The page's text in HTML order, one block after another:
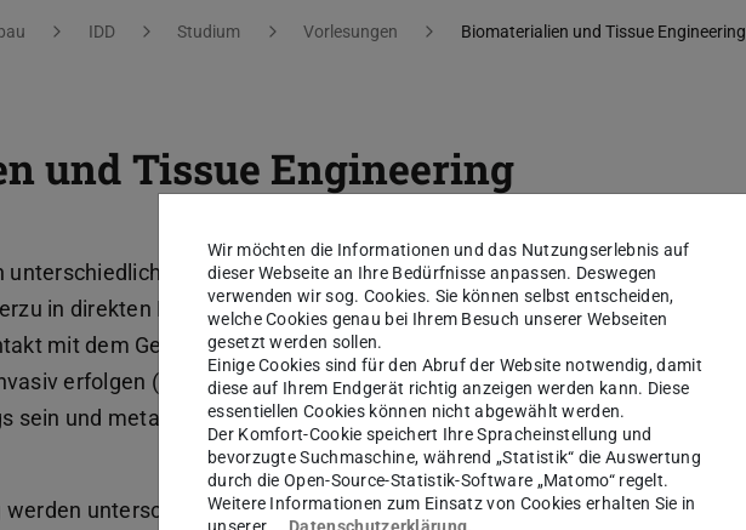
IDD Studium Vorlesungen Biomaterialien und Tissue Engineering
und Tissue Engineering
unterschiedliche Werkstoffe bezeichnet, die für medizinische
in direkten Kontakt mit lebendem Gewebe oder Organen
mit dem Gewebe kann sowohl oberflächlich (z.B.
erfolgen (Implantate). Biomaterialien können synthetischen
sein und metallische, keramische sowie Polymer-basierte
werden unterschiedliche Biomaterialklassen vorgestellt,
Wir möchten die Informationen und das Nutzungserlebnis auf
dieser Webseite an Ihre Bedürfnisse anpassen. Deswegen
verwenden wir sog. Cookies. Sie können selbst entscheiden,
welche Cookies genau bei Ihrem Besuch unserer Webseiten
gesetzt werden sollen.
Einige Cookies sind für den Abruf der Website notwendig, damit
diese auf Ihrem Endgerät richtig anzeigen werden kann. Diese
essentiellen Cookies können nicht abgewählt werden.
Der Komfort-Cookie speichert Ihre Spracheinstellung und
bevorzugte Suchmaschine, während „Statistik“ die Auswertung
durch die Open-Source-Statistik-Software „Matomo“ regelt.
Weitere Informationen zum Einsatz von Cookies erhalten Sie in
unserer
Datenschutzerklärung.